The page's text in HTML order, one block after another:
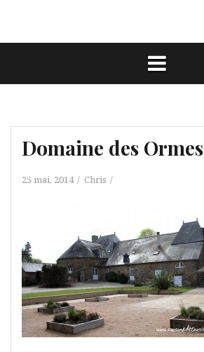
Domaine des Ormes
25 mai, 2014 Chris